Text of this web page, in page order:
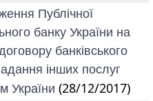
Публічної
банку України на
банківського
інших послуг
України (28/12/2017)